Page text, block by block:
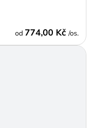
od 774,00 Kč /os.